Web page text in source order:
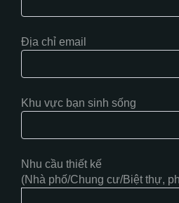
Địa chỉ email
Khu vực bạn sinh sống
Nhu cầu thiết kế
(Nhà phố/Chung cư/Biệt thự,